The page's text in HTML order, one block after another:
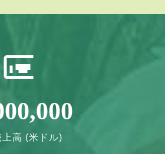
上高 (米ドル)